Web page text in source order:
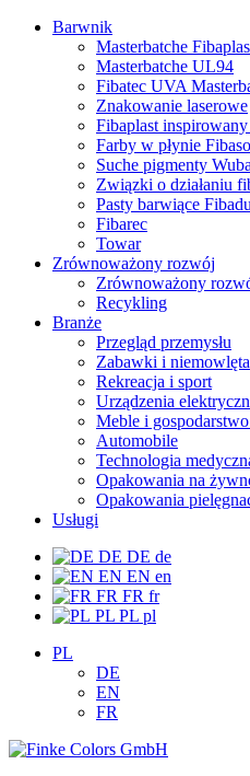
Barwnik
Masterbatche
Masterbatche UL94
Fibatec UVA
Znakowanie laserowe
Fibaplast inspirowany
Farby w płynie
Suche pigmenty
Związki o działaniu
Pasty barwiące
Fibarec
Towar
Zrównoważony rozwój
Zrównoważony
Recykling
Branże
Przegląd przemysłu
Zabawki i niemowlęta
Rekreacja i sport
Urządzenia
Meble i
Automobile
Technologia
Opakowania na
Opakowania
Usługi
DE DE de
EN EN en
FR FR fr
PL PL pl
PL
DE
EN
FR